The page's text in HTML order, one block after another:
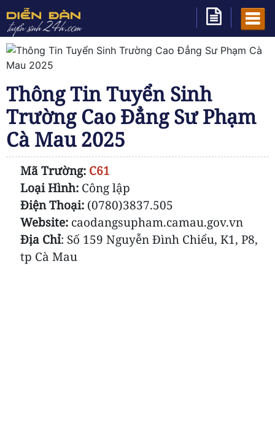
Thông Tin Tuyển Sinh
Trường Cao Đẳng Sư Phạm
Cà Mau 2025
Mã Trường: C61
Loại Hình: Công lập
Điện Thoại: (0780)3837.505
Website: caodangsupham.camau.gov.vn
Địa Chỉ: Số 159 Nguyễn Đình Chiểu, K1, P8,
tp Cà Mau